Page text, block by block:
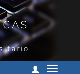
Cambiar